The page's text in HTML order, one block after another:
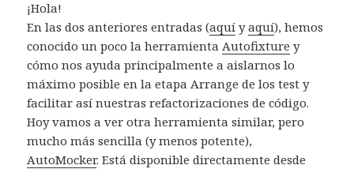
¡Hola!
En las dos anteriores entradas (aquí yaquí), hemos
conocido un poco la herramientaAutofixture y
cómo nos ayuda principalmente a aislarnos lo
máximo posible en la etapa Arrange de los test y
facilitar así nuestras refactorizaciones de código.
Hoy vamos a ver otra herramienta similar, pero
mucho más sencilla (y menos potente),
AutoMocker. Está disponible directamente desde